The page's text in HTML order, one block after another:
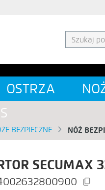
OSTRZA
BEZPIECZNE NÓŻ
SECUMAX